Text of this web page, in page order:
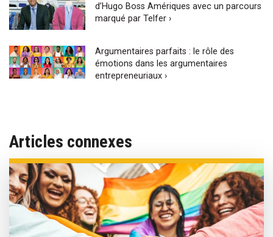
d’Hugo Boss Amériques avec un parcours
marqué par Telfer ›
Argumentaires parfaits : le rôle des
émotions dans les argumentaires
entrepreneuriaux ›
Articles connexes